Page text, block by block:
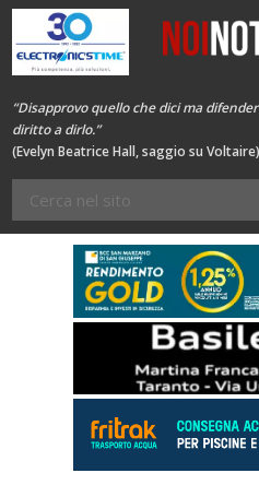
“Disapprovo quello che dici ma
diritto a dirlo.”
(Evelyn Beatrice Hall, saggio su Voltaire)